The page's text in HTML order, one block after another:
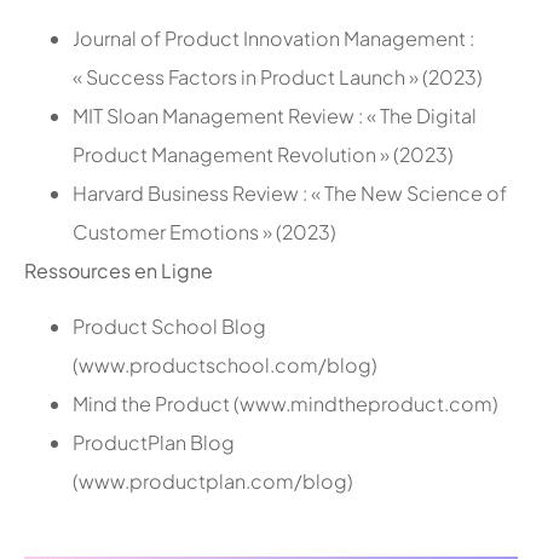
Journal of Product Innovation Management :
« Success Factors in Product Launch » (2023)
MIT Sloan Management Review : « The Digital
Product Management Revolution » (2023)
Harvard Business Review : « The New Science of
Customer Emotions » (2023)
Ressources en Ligne
Product School Blog
(www.productschool.com/blog)
Mind the Product (www.mindtheproduct.com)
ProductPlan Blog
(www.productplan.com/blog)